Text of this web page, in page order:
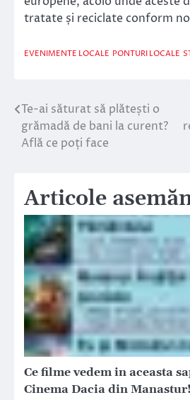
tratate și reciclate conform
EVENIMENTE LOCALE PONTURI LOCALE
Navigare
în
Te-ai săturat să plătești o
grămadă de bani la curent?
Află ce poți face
Articole
Ce filme vedem in aceasta
Cinema Dacia din